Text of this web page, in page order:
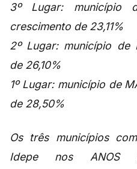
3º Lugar: município
crescimento de 23,11%
2º Lugar: município de
de 26,10%
1º Lugar: município de
de 28,50%
Os três municípios
Idepe nos ANOS